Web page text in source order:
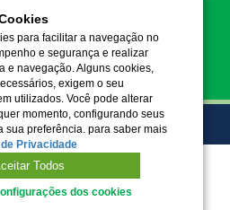
OS DIREITOS RESERVADOS.
para facilitar a navegação no
e segurança e realizar
e navegação. Alguns cookies,
exigem o seu
utilizados. Você pode alterar
momento, configurando seus
sua preferência. para saber mais
Privacidade
Todos
dos cookies